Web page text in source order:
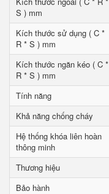
S ) mm
Kích thước sử dụng ( C *
R * S ) mm
Kích thước ngăn kéo ( C *
R * S ) mm
Tính năng
Khả năng chống cháy
Hệ thống khóa liên hoàn
thông minh
Thương hiệu
Bảo hành